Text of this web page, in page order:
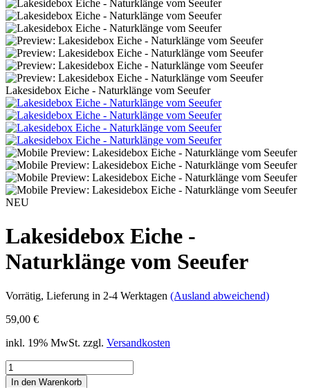
Lakesidebox Eiche - Naturklänge vom Seeufer
NEU
Lakesidebox Eiche -
Naturklänge vom Seeufer
Vorrätig, Lieferung in 2-4 Werktagen (Ausland abweichend)
59,00 €
inkl. 19% MwSt. zzgl. Versandkosten